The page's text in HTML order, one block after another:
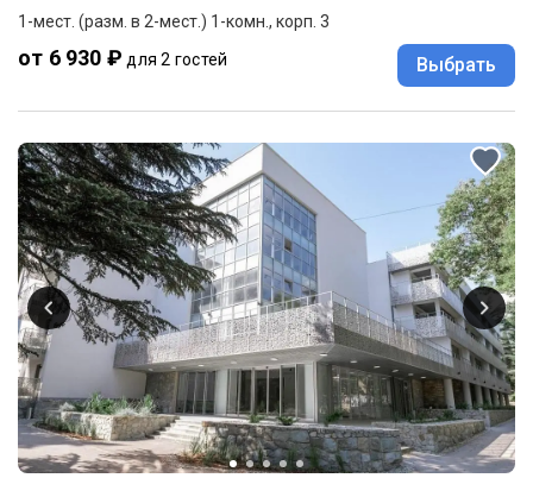
1-мест. (разм. в 2-мест.) 1-комн., корп. 3
от 6 930 ₽ для 2 гостей Выбрать